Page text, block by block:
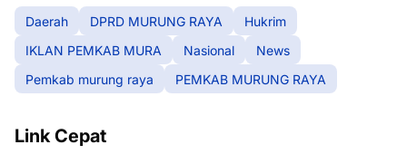
Daerah DPRD MURUNG RAYA
Hukrim
IKLAN PEMKAB MURA
Nasional
News
Pemkab murung raya
PEMKAB MURUNG RAYA
Link Cepat